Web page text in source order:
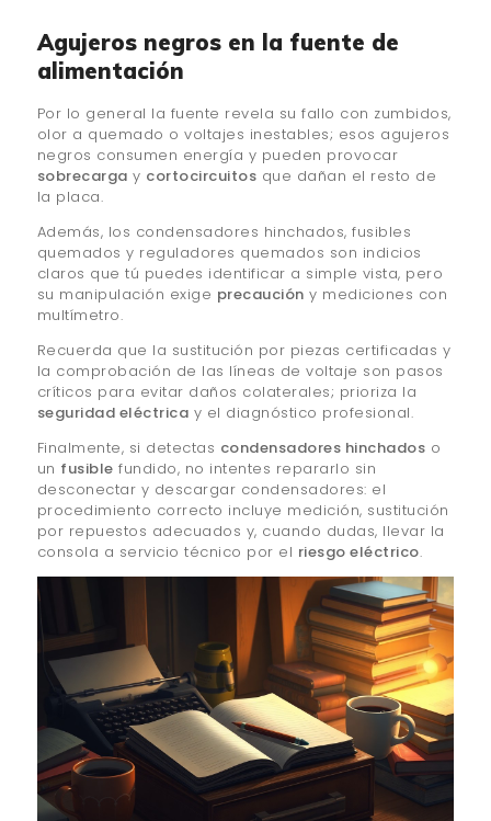
Agujeros negros en la fuente de
alimentación
Por lo general la fuente revela su fallo con zumbidos,
olor a quemado o voltajes inestables; esos agujeros
negros consumen energía y pueden provocar
sobrecarga y cortocircuitos que dañan el resto de
la placa.
Además, los condensadores hinchados, fusibles
quemados y reguladores quemados son indicios
claros que tú puedes identificar a simple vista, pero
su manipulación exige precaución y mediciones con
multímetro.
Recuerda que la sustitución por piezas certificadas y
la comprobación de las líneas de voltaje son pasos
críticos para evitar daños colaterales; prioriza la
seguridad eléctrica y el diagnóstico profesional.
Finalmente, si detectas condensadores hinchados o
un fusible fundido, no intentes repararlo sin
desconectar y descargar condensadores: el
procedimiento correcto incluye medición, sustitución
por repuestos adecuados y, cuando dudas, llevar la
consola a servicio técnico por el riesgo eléctrico.